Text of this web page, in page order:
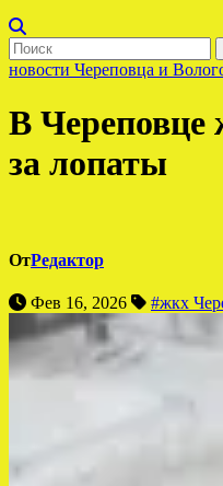
новости Череповца и
В Череповце
за лопаты
ОтРедактор
Фев 16, 2026 #жкх